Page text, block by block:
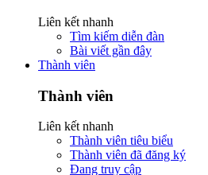
Liên kết nhanh
Tìm kiếm diễn đàn
Bài viết gần đây
Thành viên
Thành viên
Liên kết nhanh
Thành viên tiêu biểu
Thành viên đã đăng ký
Đang truy cập